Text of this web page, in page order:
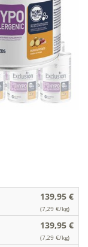
139,95 €
(7,29 €/kg)
139,95 €
(7,29 €/kg)